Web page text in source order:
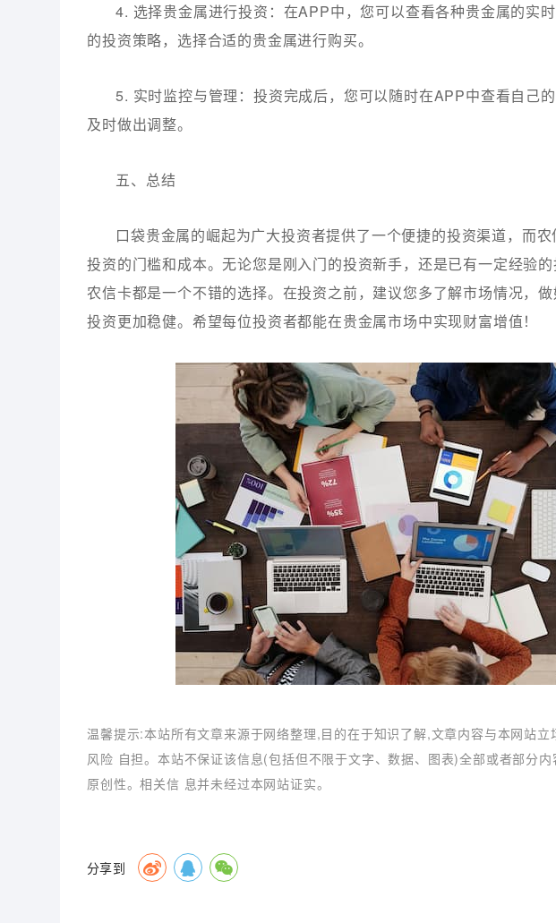
4. 选择贵金属进行投资：在APP中，您可以查看各种贵金属的实
的投资策略，选择合适的贵金属进行购买。
5. 实时监控与管理：投资完成后，您可以随时在APP中查看自己
及时做出调整。
五、总结
口袋贵金属的崛起为广大投资者提供了一个便捷的投资渠道，而
投资的门槛和成本。无论您是刚入门的投资新手，还是已有一定经验
农信卡都是一个不错的选择。在投资之前，建议您多了解市场情况，
投资更加稳健。希望每位投资者都能在贵金属市场中实现财富增值！
温馨提示:本站所有文章来源于网络整理,目的在于知识了解,文章内容与本网站
风险 自担。本站不保证该信息(包括但不限于文字、数据、图表)全部或者部分内
原创性。相关信 息并未经过本网站证实。
分享到